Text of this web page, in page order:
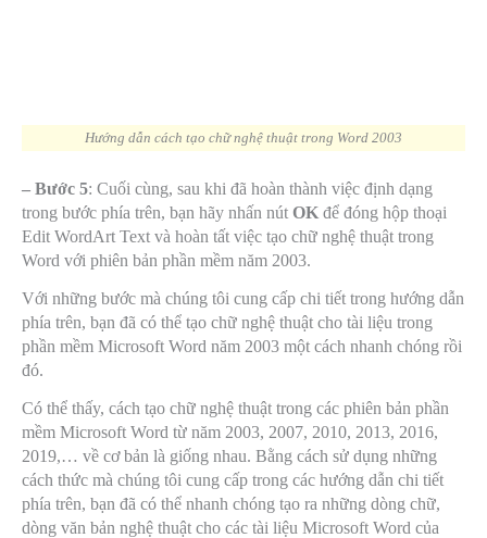
Hướng dẫn cách tạo chữ nghệ thuật trong Word 2003
– Bước 5: Cuối cùng, sau khi đã hoàn thành việc định dạng
trong bước phía trên, bạn hãy nhấn nút OK để đóng hộp thoại
Edit WordArt Text và hoàn tất việc tạo chữ nghệ thuật trong
Word với phiên bản phần mềm năm 2003.
Với những bước mà chúng tôi cung cấp chi tiết trong hướng dẫn
phía trên, bạn đã có thể tạo chữ nghệ thuật cho tài liệu trong
phần mềm Microsoft Word năm 2003 một cách nhanh chóng rồi
đó.
Có thể thấy, cách tạo chữ nghệ thuật trong các phiên bản phần
mềm Microsoft Word từ năm 2003, 2007, 2010, 2013, 2016,
2019,… về cơ bản là giống nhau. Bằng cách sử dụng những
cách thức mà chúng tôi cung cấp trong các hướng dẫn chi tiết
phía trên, bạn đã có thể nhanh chóng tạo ra những dòng chữ,
dòng văn bản nghệ thuật cho các tài liệu Microsoft Word của